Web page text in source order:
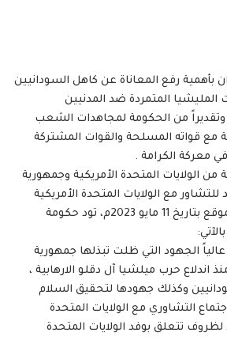
بأهمية رفع المعاناة عن كاهل السودانيين
المليشيا المتمردة ضد المدنيين
وتقديراً من الحكومة لمجاهدات الشعب
مع قواته المسلحة والقوات المشتركة
معركة الكرامة .
من الولايات المتحدة الأمريكية وجمهورية
مع الولايات المتحدة الأمريكية
حول تنفيذ إعلان جدة الموقع بتاريخ 11 مايو 2023م، تود حكومة
الجهود التي ظلت تبذلها جمهورية
اندلاع حرب ميلشيا آل دقلو الارهابية ،
وكذلك جهودها لتحقيق السلام
التشاوري مع الولايات المتحدة
لظروف تتعلق بوفد الولايات المتحدة